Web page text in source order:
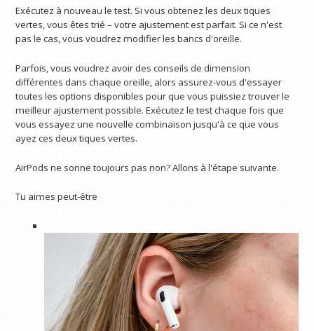
Exécutez à nouveau le test. Si vous obtenez les deux tiques
vertes, vous êtes trié – votre ajustement est parfait. Si ce n'est
pas le cas, vous voudrez modifier les bancs d'oreille.
Parfois, vous voudrez avoir des conseils de dimension
différentes dans chaque oreille, alors assurez-vous d'essayer
toutes les options disponibles pour que vous puissiez trouver le
meilleur ajustement possible. Exécutez le test chaque fois que
vous essayez une nouvelle combinaison jusqu'à ce que vous
ayez ces deux tiques vertes.
AirPods ne sonne toujours pas non? Allons à l'étape suivante.
Tu aimes peut-être